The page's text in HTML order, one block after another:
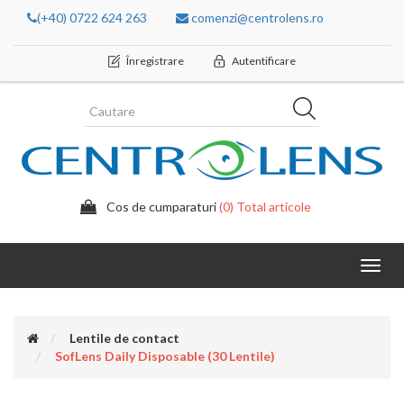
(+40) 0722 624 263 comenzi@centrolens.ro
Înregistrare Autentificare
Cos de cumparaturi(0) Total articole
Lentile de contact
SofLens Daily Disposable (30 Lentile)